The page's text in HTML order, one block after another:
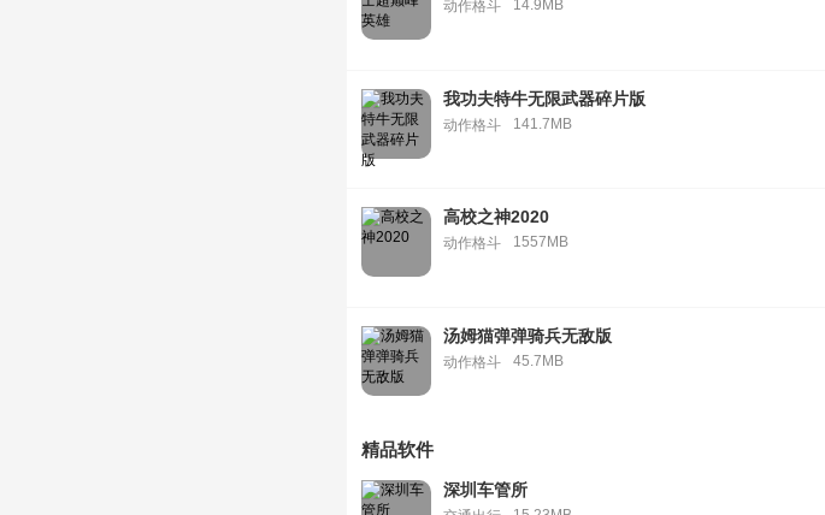
动作格斗 14.9MB
我功夫特牛无限武器碎片版
动作格斗 141.7MB
高校之神2020
动作格斗 1557MB
汤姆猫弹弹骑兵无敌版
动作格斗 45.7MB
精品软件
深圳车管所